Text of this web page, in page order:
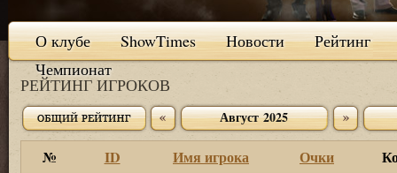
О клубе ShowTimes Новости
Рейтинг
Чемпионат
РЕЙТИНГ ИГРОКОВ
Август 2025
№ ID Имя игрока Очки